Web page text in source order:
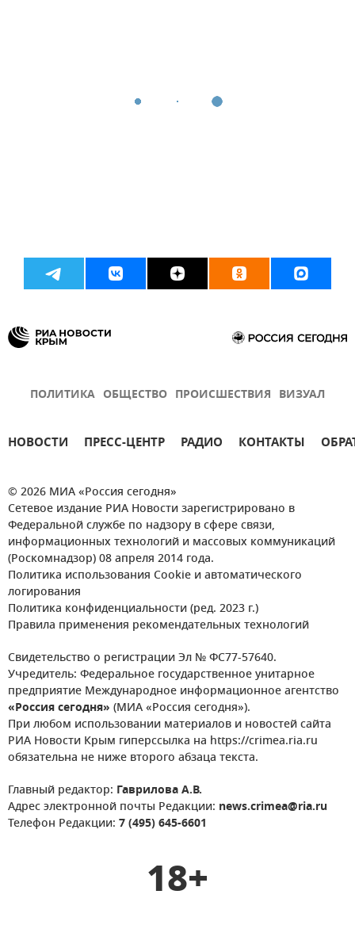
ПОЛИТИКА ОБЩЕСТВО ПРОИСШЕСТВИЯ ВИЗУАЛ
НОВОСТИ ПРЕСС-ЦЕНТР РАДИО КОНТАКТЫ
© 2026 МИА «Россия сегодня»
Сетевое издание РИА Новости зарегистрировано в
Федеральной службе по надзору в сфере связи,
информационных технологий и массовых коммуникаций
(Роскомнадзор) 08 апреля 2014 года.
Политика использования Cookie и автоматического
логирования
Политика конфиденциальности (ред. 2023 г.)
Правила применения рекомендательных технологий
Свидетельство о регистрации Эл № ФС77-57640.
Учредитель: Федеральное государственное унитарное
предприятие Международное информационное агентство
«Россия сегодня» (МИА «Россия сегодня»).
При любом использовании материалов и новостей сайта
РИА Новости Крым гиперссылка на https://crimea.ria.ru
обязательна не ниже второго абзаца текста.
Главный редактор: Гаврилова А.В.
Адрес электронной почты Редакции: news.crimea@ria.ru
Телефон Редакции: 7 (495) 645-6601
18+